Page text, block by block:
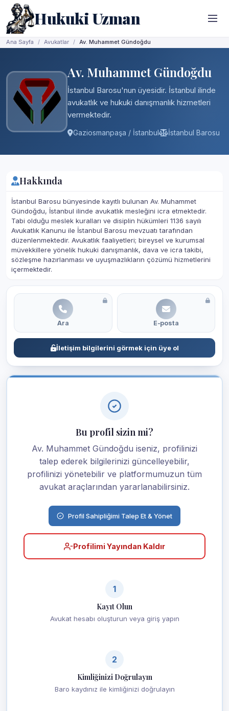
Hukuki Uzman
Ana Sayfa Avukatlar Av. Muhammet Gündoğdu
Av. Muhammet Gündoğdu
İstanbul Barosu'nun üyesidir. İstanbul ilinde
avukatlık ve hukuki danışmanlık hizmetleri
vermektedir.
Gaziosmanpaşa / İstanbul İstanbul Barosu
Hakkında
İstanbul Barosu bünyesinde kayıtlı bulunan Av. Muhammet
Gündoğdu, İstanbul ilinde avukatlık mesleğini icra etmektedir.
Tabi olduğu meslek kuralları ve disiplin hükümleri 1136 sayılı
Avukatlık Kanunu ile İstanbul Barosu mevzuatı tarafından
düzenlenmektedir. Avukatlık faaliyetleri; bireysel ve kurumsal
müvekkillere yönelik hukuki danışmanlık, dava ve icra takibi,
sözleşme hazırlanması ve uyuşmazlıkların çözümü hizmetlerini
içermektedir.
Ara E-posta
İletişim bilgilerini görmek için üye ol
Bu profil sizin mi?
Av. Muhammet Gündoğdu iseniz, profilinizi
talep ederek bilgilerinizi güncelleyebilir,
profilinizi yönetebilir ve platformumuzun tüm
avukat araçlarından yararlanabilirsiniz.
Profil Sahipliğimi Talep Et & Yönet
Profilimi Yayından Kaldır
1
Kayıt Olun
Avukat hesabı oluşturun veya giriş yapın
2
Kimliğinizi Doğrulayın
Baro kaydınız ile kimliğinizi doğrulayın